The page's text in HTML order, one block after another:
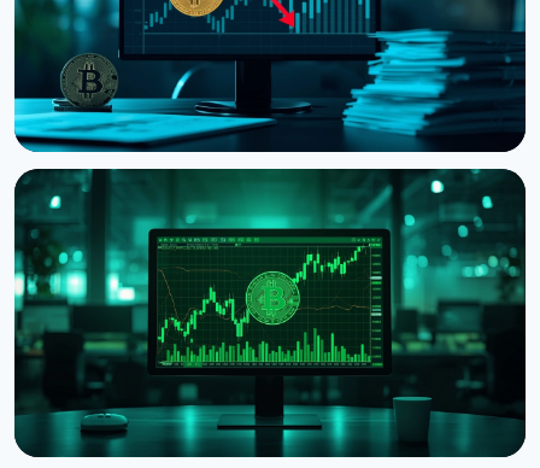
НОВОСТЬ
Strategy получила убыток $8,22 млрд во втором
квартале из-за падения Bitcoin
31 июля 2026 г.5 мин чтения